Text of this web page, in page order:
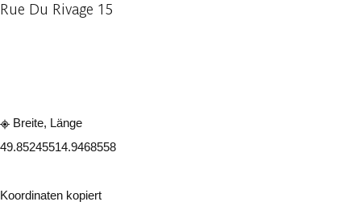
Rue Du Rivage 15
Breite, Länge
49.85245514.9468558
Koordinaten kopiert